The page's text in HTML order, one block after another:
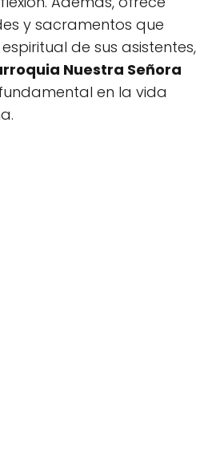
y sacramentos que
de sus asistentes,
Nuestra Señora
en la vida